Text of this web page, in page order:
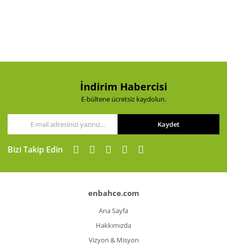
Ürün fiyatı diğer sitelerden daha pahalı.
Gönder
İndirim Habercisi
E-bültene ücretsiz kaydolun.
Kaydet
Bizi Takip Edin
enbahce.com
Ana Sayfa
Hakkımızda
Vizyon & Misyon